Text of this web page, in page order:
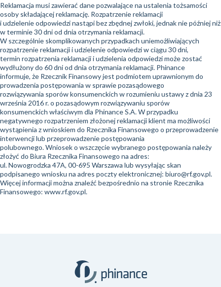
Reklamacja musi zawierać dane pozwalające na ustalenia tożsamości
osoby składającej reklamację. Rozpatrzenie reklamacji
i udzielenie odpowiedzi nastąpi bez zbędnej zwłoki, jednak nie później niż
w terminie 30 dni od dnia otrzymania reklamacji.
W szczególnie skomplikowanych przypadkach uniemożliwiających
rozpatrzenie reklamacji i udzielenie odpowiedzi w ciągu 30 dni,
termin rozpatrzenia reklamacji i udzielenia odpowiedzi może zostać
wydłużony do 60 dni od dnia otrzymania reklamacji. Phinance
informuje, że Rzecznik Finansowy jest podmiotem uprawnionym do
prowadzenia postępowania w sprawie pozasądowego
rozwiązywania sporów konsumenckich w rozumieniu ustawy z dnia 23
września 2016 r. o pozasądowym rozwiązywaniu sporów
konsumenckich właściwym dla Phinance S.A. W przypadku
negatywnego rozpatrzeniem złożonej reklamacji klient ma możliwości
wystąpienia z wnioskiem do Rzecznika Finansowego o przeprowadzenie
interwencji lub przeprowadzenie postępowania
polubownego. Wniosek o wszczęcie wybranego postępowania należy
złożyć do Biura Rzecznika Finansowego na adres:
ul. Nowogrodzka 47A, 00-695 Warszawa lub wysyłając skan
podpisanego wniosku na adres poczty elektronicznej: biuro@rf.gov.pl.
Więcej informacji można znaleźć bezpośrednio na stronie Rzecznika
Finansowego: www.rf.gov.pl.